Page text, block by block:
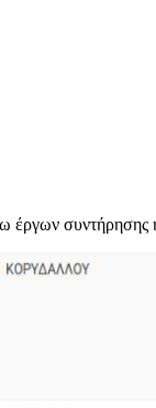
έργων συντήρησης